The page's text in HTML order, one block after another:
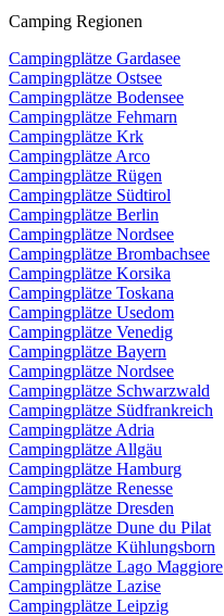
Camping Regionen
Campingplätze Gardasee
Campingplätze Ostsee
Campingplätze Bodensee
Campingplätze Fehmarn
Campingplätze Krk
Campingplätze Arco
Campingplätze Rügen
Campingplätze Südtirol
Campingplätze Berlin
Campingplätze Nordsee
Campingplätze Brombachsee
Campingplätze Korsika
Campingplätze Toskana
Campingplätze Usedom
Campingplätze Venedig
Campingplätze Bayern
Campingplätze Nordsee
Campingplätze Schwarzwald
Campingplätze Südfrankreich
Campingplätze Adria
Campingplätze Allgäu
Campingplätze Hamburg
Campingplätze Renesse
Campingplätze Dresden
Campingplätze Dune du Pilat
Campingplätze Kühlungsborn
Campingplätze Lago Maggiore
Campingplätze Lazise
Campingplätze Leipzig